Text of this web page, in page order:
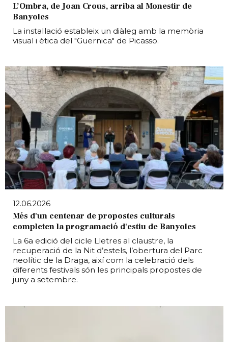
L’Ombra, de Joan Crous, arriba al Monestir de
Banyoles
La instal·lació estableix un diàleg amb la memòria
visual i ètica del "Guernica" de Picasso.
12.06.2026
Més d'un centenar de propostes culturals
completen la programació d'estiu de Banyoles
La 6a edició del cicle Lletres al claustre, la
recuperació de la Nit d’estels, l’obertura del Parc
neolític de la Draga, així com la celebració dels
diferents festivals són les principals propostes de
juny a setembre.